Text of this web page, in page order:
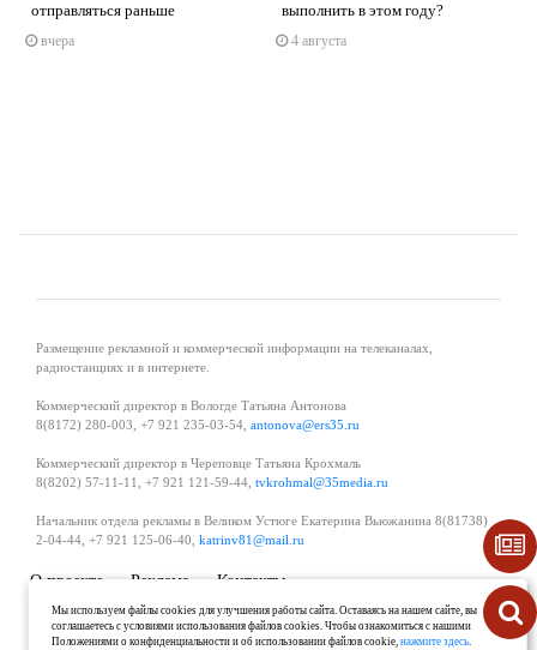
отправляться раньше
вчера
выполнить в этом году?
4 августа
Размещение рекламной и коммерческой информации на телеканалах,
радиостанциях и в интернете.
Коммерческий директор в Вологде Татьяна Антонова
8(8172) 280-003, +7 921 235-03-54, antonova@ers35.ru
Коммерческий директор в Череповце Татьяна Крохмаль
8(8202) 57-11-11, +7 921 121-59-44, tvkrohmal@35media.ru
Начальник отдела рекламы в Великом Устюге Екатерина Вьюжанина 8(81738)
2-04-44, +7 921 125-06-40, katrinv81@mail.ru
О проекте Реклама
Контакты
Политика в области обработки и защиты персональных данных
Мы используем файлы cookies для улучшения работы сайта. Оставаясь на нашем сайте, вы
соглашаетесь с условиями использования файлов cookies. Чтобы ознакомиться с нашими
Положениями о конфиденциальности и об использовании файлов cookie,нажмите здесь.